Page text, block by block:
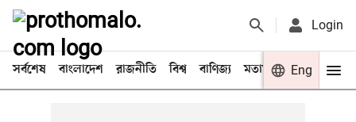
Login
সর্বশেষ বাংলাদেশ রাজনীতি বিশ্ব বাণিজ্য মতামত খেলা
Eng